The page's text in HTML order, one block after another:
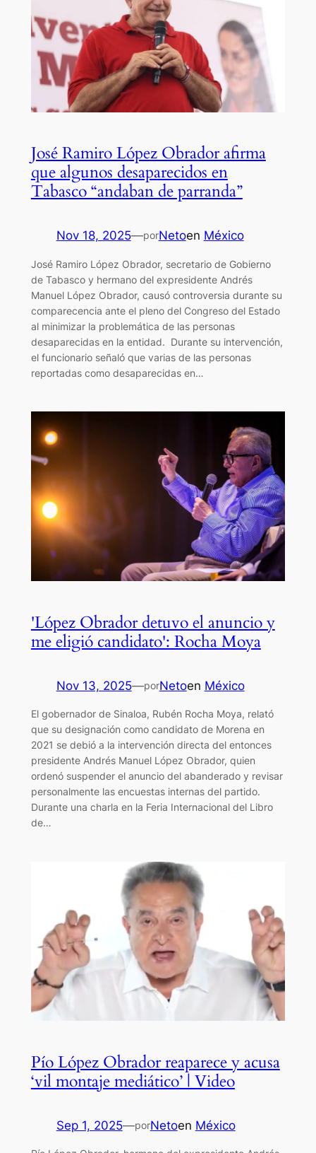
José Ramiro López Obrador afirma
que algunos desaparecidos en
Tabasco “andaban de parranda”
Nov 18, 2025—porNetoen México
José Ramiro López Obrador, secretario de Gobierno
de Tabasco y hermano del expresidente Andrés
Manuel López Obrador, causó controversia durante su
comparecencia ante el pleno del Congreso del Estado
al minimizar la problemática de las personas
desaparecidas en la entidad. Durante su intervención,
el funcionario señaló que varias de las personas
reportadas como desaparecidas en…
'López Obrador detuvo el anuncio y
me eligió candidato': Rocha Moya
Nov 13, 2025—porNetoen México
El gobernador de Sinaloa, Rubén Rocha Moya, relató
que su designación como candidato de Morena en
2021 se debió a la intervención directa del entonces
presidente Andrés Manuel López Obrador, quien
ordenó suspender el anuncio del abanderado y revisar
personalmente las encuestas internas del partido.
Durante una charla en la Feria Internacional del Libro
de…
Pío López Obrador reaparece y acusa
‘vil montaje mediático’ | Video
Sep 1, 2025—porNetoen México